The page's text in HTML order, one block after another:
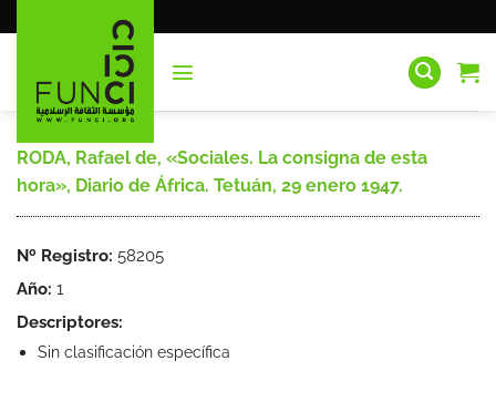
al
RODA, Rafael de, «Sociales. La consigna de esta
hora», Diario de África. Tetuán, 29 enero 1947.
Nº Registro: 58205
Año: 1
Descriptores:
Sin clasificación específica